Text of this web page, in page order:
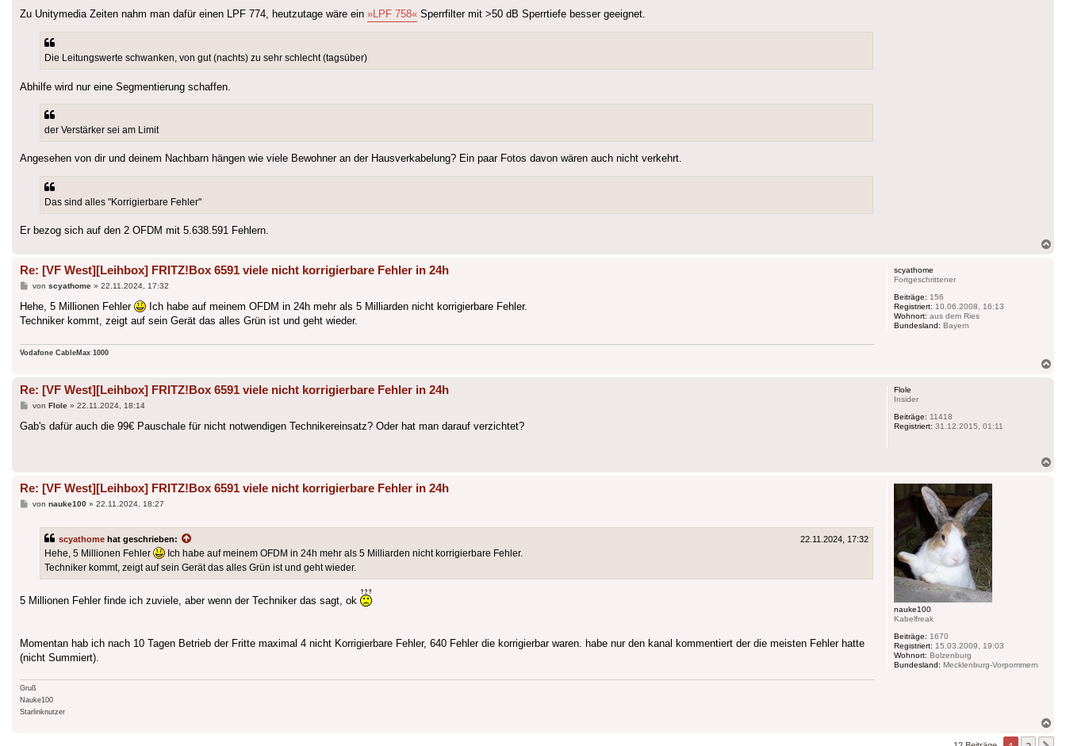
Zu Unitymedia Zeiten nahm man dafür einen LPF 774, heutzutage wäre ein »LPF 758« Sperrfilter mit >50 dB Sperrtiefe besser geeignet.
Die Leitungswerte schwanken, von gut (nachts) zu sehr schlecht (tagsüber)
Abhilfe wird nur eine Segmentierung schaffen.
der Verstärker sei am Limit
Angesehen von dir und deinem Nachbarn hängen wie viele Bewohner an der Hausverkabelung? Ein paar Fotos davon wären auch nicht verkehrt.
Das sind alles "Korrigierbare Fehler"
Er bezog sich auf den 2 OFDM mit 5.638.591 Fehlern.
scyathome
Fortgeschrittener
Beiträge: 156
Registriert: 10.06.2008, 16:13
Wohnort: aus dem Ries
Bundesland: Bayern
Re: [VF West][Leihbox] FRITZ!Box 6591 viele nicht korrigierbare Fehler in 24h
Beitrag
von scyathome» 22.11.2024, 17:32
Hehe, 5 Millionen Fehler
Ich habe auf meinem OFDM in 24h mehr als 5 Milliarden nicht korrigierbare Fehler.
Techniker kommt, zeigt auf sein Gerät das alles Grün ist und geht wieder.
Vodafone CableMax 1000
Flole
Insider
Beiträge: 11418
Registriert: 31.12.2015, 01:11
Re: [VF West][Leihbox] FRITZ!Box 6591 viele nicht korrigierbare Fehler in 24h
Beitrag
von Flole» 22.11.2024, 18:14
Gab's dafür auch die 99€ Pauschale für nicht notwendigen Technikereinsatz? Oder hat man darauf verzichtet?
nauke100
Kabelfreak
Beiträge: 1670
Registriert: 15.03.2009, 19:03
Wohnort: Bolzenburg
Bundesland: Mecklenburg-Vorpommern
Re: [VF West][Leihbox] FRITZ!Box 6591 viele nicht korrigierbare Fehler in 24h
Beitrag
von nauke100» 22.11.2024, 18:27
scyathome hat geschrieben: 22.11.2024, 17:32
Hehe, 5 Millionen Fehler
Ich habe auf meinem OFDM in 24h mehr als 5 Milliarden nicht korrigierbare Fehler.
Techniker kommt, zeigt auf sein Gerät das alles Grün ist und geht wieder.
5 Millionen Fehler finde ich zuviele, aber wenn der Techniker das sagt, ok
Momentan hab ich nach 10 Tagen Betrieb der Fritte maximal 4 nicht Korrigierbare Fehler, 640 Fehler die korrigierbar waren. habe nur den kanal kommentiert der die meisten Fehler hatte
(nicht Summiert).
Gruß
Nauke100
Starlinknutzer